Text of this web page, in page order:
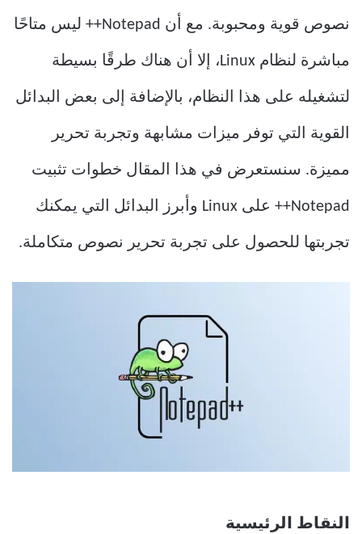
نصوص قوية ومحبوبة. مع أن Notepad++ ليس متاحًا
مباشرة لنظام Linux، إلا أن هناك طرقًا بسيطة
لتشغيله على هذا النظام، بالإضافة إلى بعض البدائل
القوية التي توفر ميزات مشابهة وتجربة تحرير
مميزة. سنستعرض في هذا المقال خطوات تثبيت
Notepad++ على Linux وأبرز البدائل التي يمكنك
تجربتها للحصول على تجربة تحرير نصوص متكاملة.
النقاط الرئيسية